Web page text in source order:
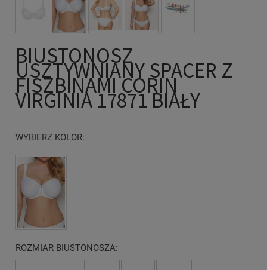
BIUSTONOSZ
USZTYWNIANY SPACER Z
FISZBINAMI CORIN
VIRGINIA 17871 BIAŁY
WYBIERZ KOLOR:
ROZMIAR BIUSTONOSZA: